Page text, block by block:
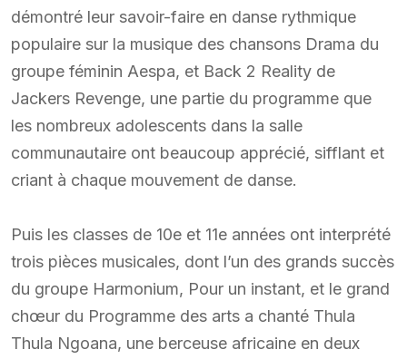
démontré leur savoir-faire en danse rythmique
populaire sur la musique des chansons Drama du
groupe féminin Aespa, et Back 2 Reality de
Jackers Revenge, une partie du programme que
les nombreux adolescents dans la salle
communautaire ont beaucoup apprécié, sifflant et
criant à chaque mouvement de danse.
Puis les classes de 10e et 11e années ont interprété
trois pièces musicales, dont l’un des grands succès
du groupe Harmonium, Pour un instant, et le grand
chœur du Programme des arts a chanté Thula
Thula Ngoana, une berceuse africaine en deux